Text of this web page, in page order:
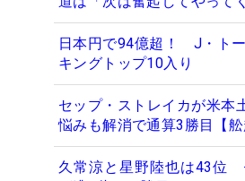
日本円で94億超！ J・ト
キングトップ10入り
セップ・ストレイカが米本
悩みも解消で通算3勝目【舩
久常涼と星野陸也は43位